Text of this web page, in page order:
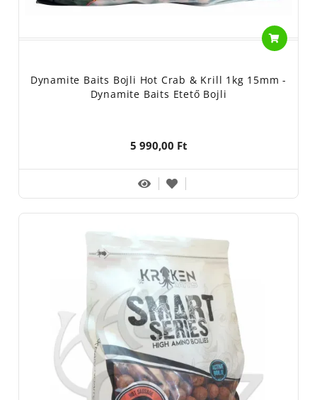
Dynamite Baits Bojli Hot Crab & Krill 1kg 15mm -
Dynamite Baits Etető Bojli
5 990,00 Ft